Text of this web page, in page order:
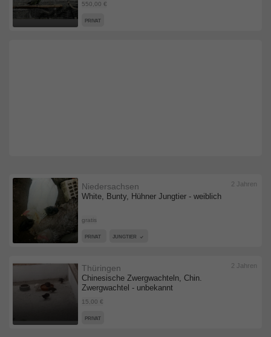
550,00 €
PRIVAT
White, Bunty, Hühner Jungtier - weiblich
Niedersachsen
gratis
2 Jahren
PRIVAT JUNGTIER
Chinesische Zwergwachteln, Chin.
Zwergwachtel - unbekannt
Thüringen
15,00 €
2 Jahren
PRIVAT